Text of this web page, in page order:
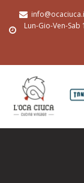
content
Lun-Gio-Ven-